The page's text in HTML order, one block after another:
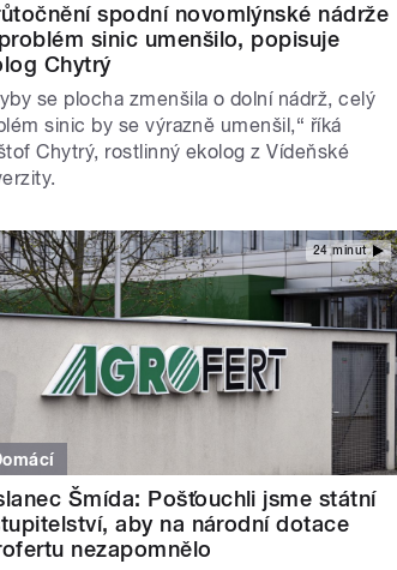
spodní novomlýnské nádrže
sinic umenšilo, popisuje
Chytrý
se plocha zmenšila o dolní nádrž, celý
sinic by se výrazně umenšil,“ říká
Chytrý, rostlinný ekolog z Vídeňské
24 minut
Šmída: Pošťouchli jsme státní
aby na národní dotace
nezapomnělo